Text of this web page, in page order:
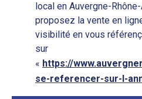
local en Auvergne-
proposez la vente en
visibilité en vous
sur
« https://
se-referencer-sur-l-